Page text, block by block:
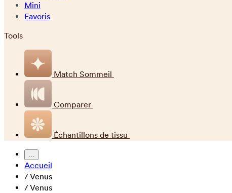
Mini
Favoris
Tools
Match Sommeil
Comparer
Échantillons de tissu
...
Accueil
/Venus
/Venus